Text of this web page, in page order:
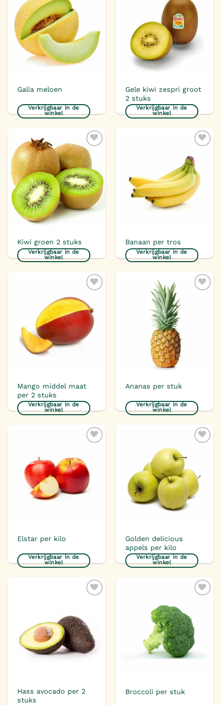
verlanglijst
Galia meloen
Verkrijgbaar in de
winkel
aan
verlanglijst
Gele kiwi zespri groot
2 stuks
Verkrijgbaar in de
winkel
Toevoegen
aan
verlanglijst
Kiwi groen 2 stuks
Verkrijgbaar in de
winkel
aan
verlanglijst
Banaan per tros
Verkrijgbaar in de
winkel
Toevoegen
aan
verlanglijst
Mango middel maat
per 2 stuks
Verkrijgbaar in de
winkel
Toevoegen
verlanglijst
Ananas per stuk
Verkrijgbaar in de
winkel
aan
verlanglijst
Elstar per kilo
Verkrijgbaar in de
winkel
Toevoegen
verlanglijst
Golden delicious
appels per kilo
Verkrijgbaar in de
winkel
verlanglijst
Hass avocado per 2
stuks
verlanglijst
Broccoli per stuk